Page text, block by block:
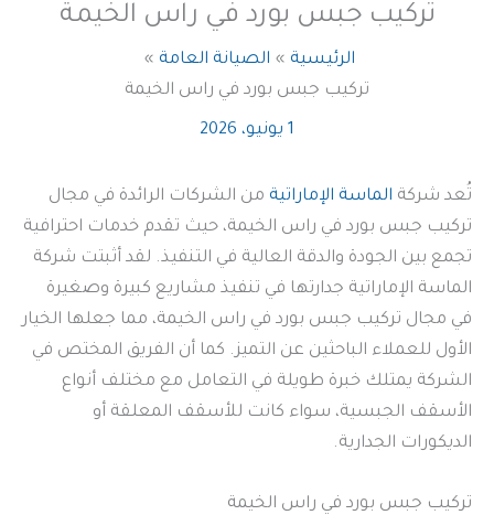
تركيب جبس بورد في راس الخيمة
الرئيسية
الصيانة العامة
تركيب جبس بورد في راس الخيمة
1 يونيو، 2026
تُعد شركة الماسة الإماراتية من الشركات الرائدة في مجال
تركيب جبس بورد في راس الخيمة، حيث تقدم خدمات احترافية
تجمع بين الجودة والدقة العالية في التنفيذ. لقد أثبتت شركة
الماسة الإماراتية جدارتها في تنفيذ مشاريع كبيرة وصغيرة
في مجال تركيب جبس بورد في راس الخيمة، مما جعلها الخيار
الأول للعملاء الباحثين عن التميز. كما أن الفريق المختص في
الشركة يمتلك خبرة طويلة في التعامل مع مختلف أنواع
الأسقف الجبسية، سواء كانت للأسقف المعلقة أو
الديكورات الجدارية.
تركيب جبس بورد في راس الخيمة